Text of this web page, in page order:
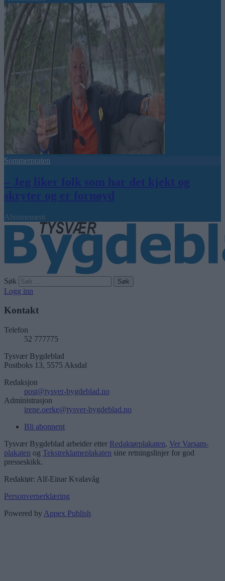
Sommerpraten
– Jeg liker folk som har det kjekt og
skryter og er fornøyd
Abonnement
Søk
Logg inn
Kontakt
Telefon
52 777775
Tysvær Bygdeblad
Postboks 13, 5575 Aksdal
Redaksjon
post@tysver-bygdeblad.no
Administrasjon
irene.oerke@tysver-bygdeblad.no
Bli abonnent
Tysvær Bygdeblad arbeider etter Redaktørplakaten, Ver Varsam-
plakaten og Tekstreklameplakaten sine retningslinjer for god
presseskikk.
Redaktør: Alf-Einar Kvalavåg
Personvernerklæring
Powered by Appex Publish